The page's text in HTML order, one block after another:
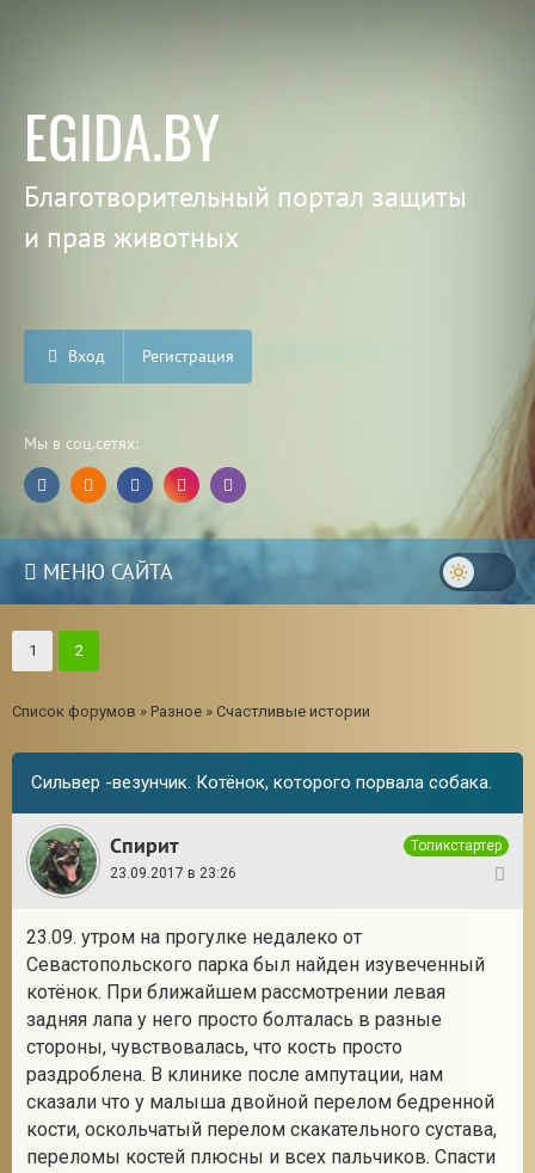
EGIDA.BY
Благотворительный портал защиты
и прав животных
Вход Регистрация
Мы в соц.сетях:
МЕНЮ САЙТА
1 2
Список форумов » Разное » Счастливые истории
Сильвер -везунчик. Котёнок, которого порвала собака.
Спирит
Топикстартер
23.09.2017 в 23:26
23.09. утром на прогулке недалеко от
Севастопольского парка был найден изувеченный
котёнок. При ближайшем рассмотрении левая
задняя лапа у него просто болталась в разные
стороны, чувствовалась, что кость просто
раздроблена. В клинике после ампутации, нам
сказали что у малыша двойной перелом бедренной
кости, оскольчатый перелом скакательного сустава,
переломы костей плюсны и всех пальчиков. Спасти